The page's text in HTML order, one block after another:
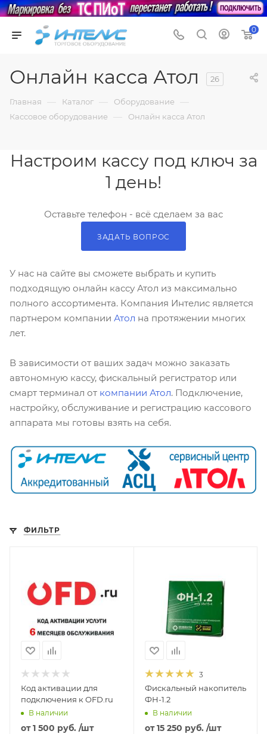
0
Онлайн касса Атол 26
Главная — Каталог — Оборудование —
Кассовое оборудование — Онлайн касса Атол
Настроим кассу под ключ за
1 день!
Оставьте телефон - всё сделаем за вас
ЗАДАТЬ ВОПРОС
У нас на сайте вы сможете выбрать и купить
подходящую онлайн кассу Атол из максимально
полного ассортимента. Компания Интелис является
партнером компании Атол на протяжении многих
лет.
В зависимости от ваших задач можно заказать
автономную кассу, фискальный регистратор или
смарт терминал от компании Атол. Подключение,
настройку, обслуживание и регистрацию кассового
аппарата мы готовы взять на себя.
ФИЛЬТР
Код активации для
подключения к OFD.ru
В наличии
от1 500 руб. /шт
3
Фискальный накопитель
ФН-1.2
В наличии
от15 250 руб. /шт